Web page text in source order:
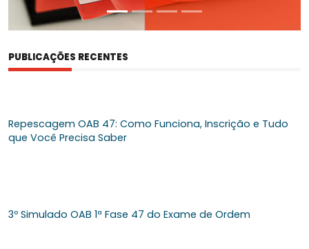
PUBLICAÇÕES RECENTES
Repescagem OAB 47: Como Funciona, Inscrição e Tudo
que Você Precisa Saber
3º Simulado OAB 1ª Fase 47 do Exame de Ordem